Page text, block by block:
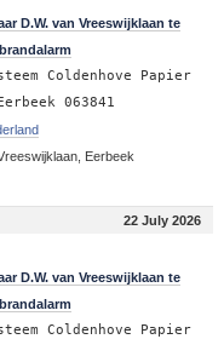
D.W. van Vreeswijklaan te
Coldenhove Papier
063841
Eerbeek
22 July 2026
D.W. van Vreeswijklaan te
Coldenhove Papier